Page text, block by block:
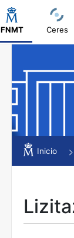
FNMT Ceres
Inicio